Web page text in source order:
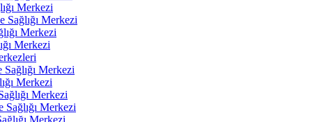
Merkezi
Sağlığı Merkezi
Merkezi
Merkezi
Merkezi
Merkezi
Merkezi
Sağlığı Merkezi
Merkezi